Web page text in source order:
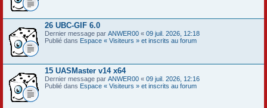
26 UBC-GIF 6.0
Dernier message par ANWER00 « 09 juil. 2026, 12:18
Publié dans Espace « Visiteurs » et inscrits au forum
15 UASMaster v14 x64
Dernier message par ANWER00 « 09 juil. 2026, 12:16
Publié dans Espace « Visiteurs » et inscrits au forum